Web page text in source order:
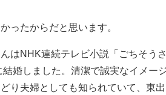
ったからだと思います。
はNHK連続テレビ小説「ごちそう
結婚しました。清潔で誠実なイメー
り夫婦としても知られていて、東